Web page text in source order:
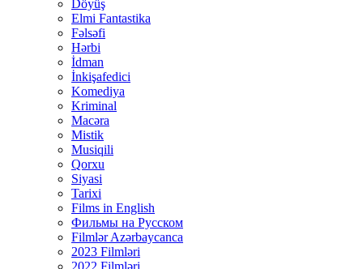
Döyüş
Elmi Fantastika
Fəlsəfi
Hərbi
İdman
İnkişafedici
Komediya
Kriminal
Macəra
Mistik
Musiqili
Qorxu
Siyasi
Tarixi
Films in English
Фильмы на Русском
Filmlər Azərbaycanca
2023 Filmləri
2022 Filmləri